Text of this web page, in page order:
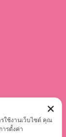
ใช้งานเว็บไซต์ คุณ
ารตั้งค่า